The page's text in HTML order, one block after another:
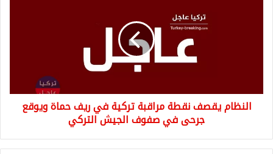
ويوقع
جرحى
الجيش
النظام يقصف نقطة مراقبة تركية في ريف حماة ويوقع
جرحى في صفوف الجيش التركي